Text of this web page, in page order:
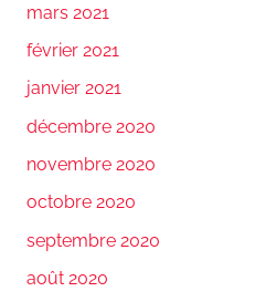
mars 2021
février 2021
janvier 2021
décembre 2020
novembre 2020
octobre 2020
septembre 2020
août 2020